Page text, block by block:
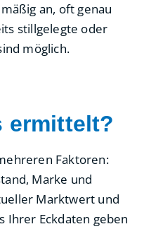
an, oft genau
stillgelegte oder
möglich.
ermittelt?
Faktoren:
Marke und
Marktwert und
Ihrer Eckdaten geben